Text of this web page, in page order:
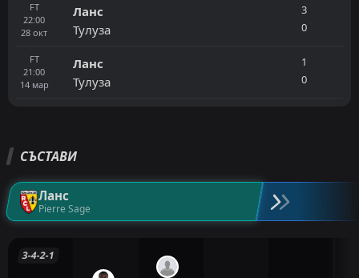
FT
22:00
28 окт
Ланс
Тулуза
3
0
FT
21:00
14 мар
Ланс
Тулуза
1
0
СЪСТАВИ
Ланс
Pierre Sage
3-4-2-1